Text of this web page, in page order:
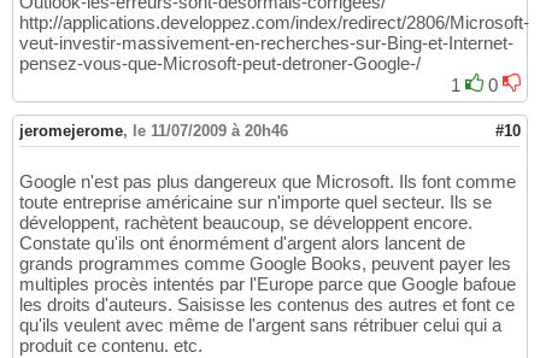
http://applications.developpez.com/index/redirect/2806/Microsoft-
veut-investir-massivement-en-recherches-sur-Bing-et-Internet-
pensez-vous-que-Microsoft-peut-detroner-Google-/
1
0
jeromejerome, le 11/07/2009 à 20h46 #10
Google n'est pas plus dangereux que Microsoft. Ils font comme
toute entreprise américaine sur n'importe quel secteur. Ils se
développent, rachètent beaucoup, se développent encore.
Constate qu'ils ont énormément d'argent alors lancent de
grands programmes comme Google Books, peuvent payer les
multiples procès intentés par l'Europe parce que Google bafoue
les droits d'auteurs. Saisisse les contenus des autres et font ce
qu'ils veulent avec même de l'argent sans rétribuer celui qui a
produit ce contenu. etc.